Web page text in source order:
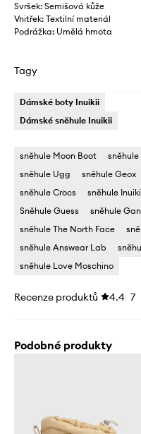
Svršek: Semišová kůže
Vnitřek: Textilní materiál
Podrážka: Umělá hmota
Tagy
Dámské boty Inuikii
Dámské sněhule Inuikii
sněhule Moon Boot
sněhule Ugg
sněhule Geox
sněhule Crocs
sněhule
Sněhule Guess
sněhule
sněhule The North Face
sněhule Answear Lab
sněhule Love Moschino
Recenze produktů 4.4 7
Podobné produkty